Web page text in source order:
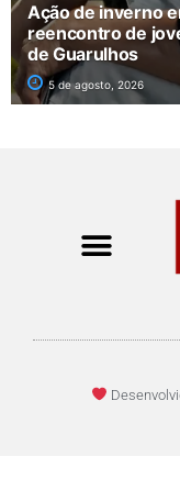
Ação de inverno
reencontro de
de Guarulhos
5 de agosto, 2026